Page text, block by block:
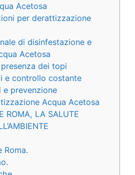
Acetosa
per derattizzazione
di disinfestazione e
Acetosa
dei topi
e controllo costante
e prevenzione
Acqua Acetosa
ROMA, LA SALUTE
Roma.